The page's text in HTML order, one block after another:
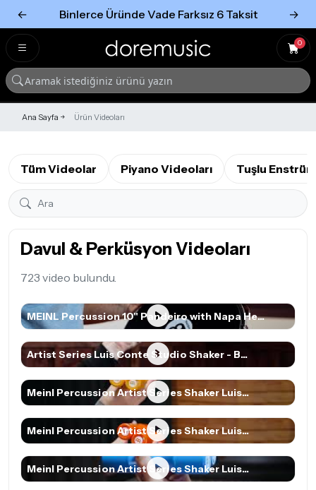
← Binlerce Üründe Vade Farksız 6 Taksit →
0
Ana Sayfa Ürün Videoları
Tüm Videolar Piyano Videoları Tuşlu
Davul & Perküsyon Videoları
723 video bulundu.
MEINL Percussion 10" Pandeiro with Napa He...
Artist Series Luis Conte Studio Shaker - B...
Meinl Percussion Artist Series Shaker Luis...
Meinl Percussion Artist Series Shaker Luis...
Meinl Percussion Artist Series Shaker Luis...
Tümünü Gör
Tümünü gör